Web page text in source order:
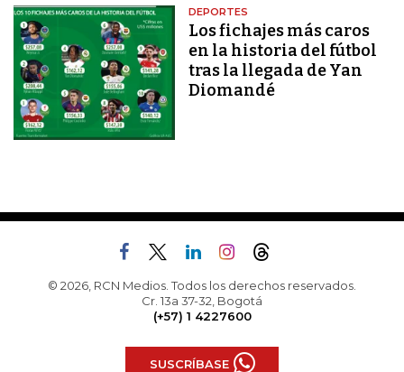
DEPORTES
Los fichajes más caros
en la historia del fútbol
tras la llegada de Yan
Diomandé
© 2026, RCN Medios. Todos los derechos reservados.
Cr. 13a 37-32, Bogotá
(+57) 1 4227600
SUSCRÍBASE